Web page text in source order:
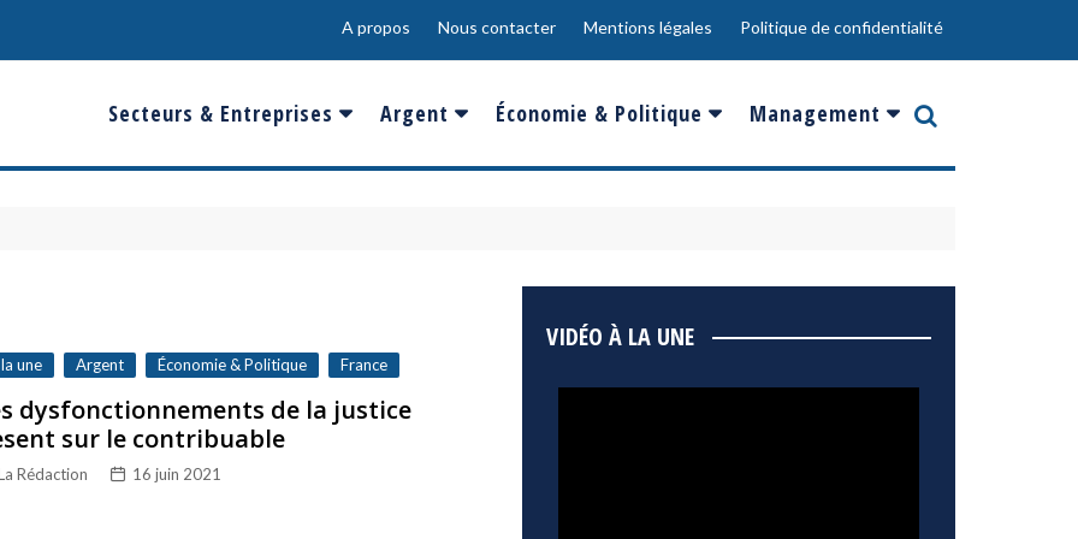
A propos Nous contacter Mentions légales Politique de confidentialité
Secteurs & Entreprises
Banques & Finances
Défense & Aéronautique
Santé & Biotechnologie
Technologies & Médias
Argent
Salaire
Epargne & Placements
Économie & Politique
France
Management
Innovation
une Argent Économie & Politique France
dysfonctionnements de la justice
sur le contribuable
Rédaction 16 juin 2021
VIDÉO À LA UNE